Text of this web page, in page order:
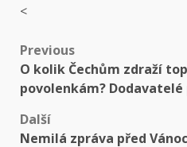
<
Post
navigation
Previous
O kolik Čechům zdraží
povolenkám?
Další
Nemilá zpráva před